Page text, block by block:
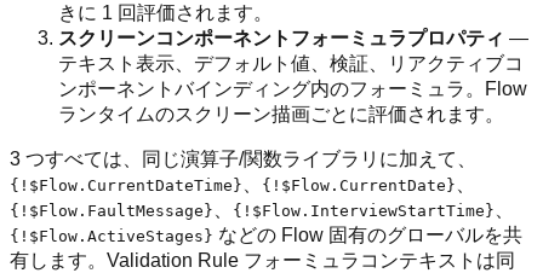
きに 1 回評価されます。
スクリーンコンポーネントフォーミュラプロパティ —
テキスト表示、デフォルト値、検証、リアクティブコ
ンポーネントバインディング内のフォーミュラ。Flow
ランタイムのスクリーン描画ごとに評価されます。
3 つすべては、同じ演算子/関数ライブラリに加えて、
{!$Flow.CurrentDateTime} {!$Flow.CurrentDate}
{!$Flow.FaultMessage} {!$Flow.InterviewStartTime}
{!$Flow.ActiveStages} などの Flow 固有のグローバルを共
有します。Validation Rule フォーミュラコンテキストは同